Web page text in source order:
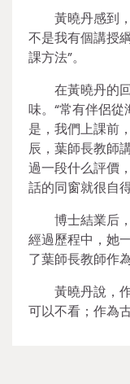
黃曉丹感到
不是我有個講授
課方法”。
在黃曉丹的
味。“常有伴侶
是，我們上課前
辰，葉師長教師
過一段什么評價
話的同窗就很自
博士結業后
經過歷程中，她
了葉師長教師作
黃曉丹說，
可以不看；作為